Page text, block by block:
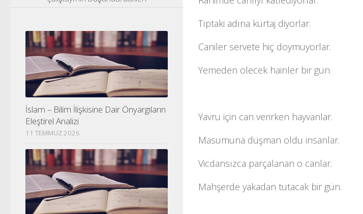
Tıptaki adına kürtaj diyorlar.
Caniler servete hiç doymuyorlar.
Yemeden ölecek hainler bir gün
Yavru için can verirken hayvanlar.
Masumuna düşman oldu insanlar.
Vicdansızca parçalanan o canlar.
Mahşerde yakadan tutacak bir gün.
İslam – Bilim İlişkisine Dair Önyargıların
Eleştirel Analizi
11 TEMMUZ 2026